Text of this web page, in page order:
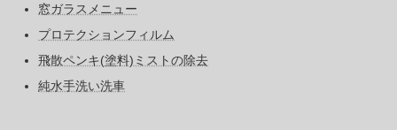
窓ガラスメニュー
プロテクションフィルム
飛散ペンキ(塗料)ミストの除去
純水手洗い洗車